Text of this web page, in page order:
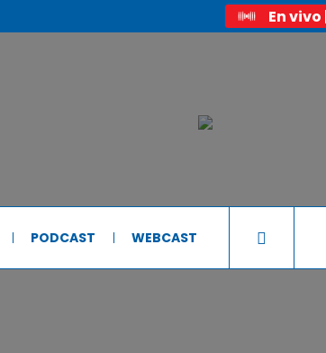
En vivo
PODCAST WEBCAST